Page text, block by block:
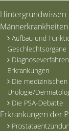
Hintergrundwissen
Männerkrankheiten
Aufbau und
Geschlechtsorgane
Erkrankungen
Die
Urologie/
Die PSA-Debatte
Erkrankungen der